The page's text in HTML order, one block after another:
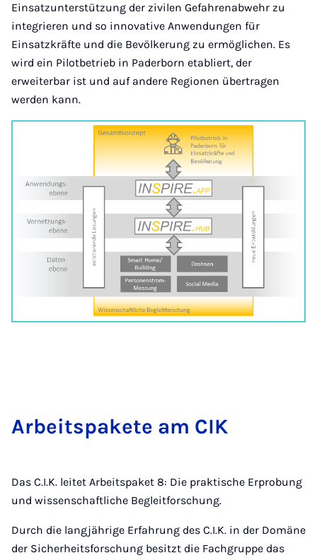
Einsatzunterstützung der zivilen Gefahrenabwehr zu
integrieren und so innovative Anwendungen für
Einsatzkräfte und die Bevölkerung zu ermöglichen. Es
wird ein Pilotbetrieb in Paderborn etabliert, der
erweiterbar ist und auf andere Regionen übertragen
werden kann.
Arbeitspakete am CIK
Das C.I.K. leitet Arbeitspaket 8: Die praktische Erprobung
und wissenschaftliche Begleitforschung.
Durch die langjährige Erfahrung des C.I.K. in der Domäne
der Sicherheitsforschung besitzt die Fachgruppe das